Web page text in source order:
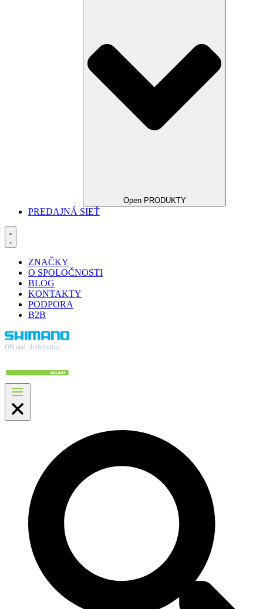
Open PRODUKTY
PREDAJNÁ SIEŤ
ZNAČKY
O SPOLOČNOSTI
BLOG
KONTAKTY
PODPORA
B2B
Official distributor